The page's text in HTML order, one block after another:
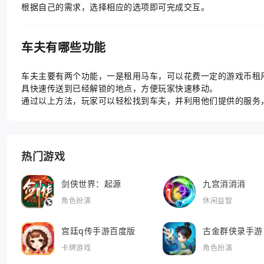
根据自己的需求，选择相应的选项即可完成交互。
车夫有哪些功能
车夫主要有两个功能，一是租用马车，可以花费一定的游戏币
具快速传送到已经解锁的地点，方便玩家快速移动。
通过以上方法，玩家可以轻松找到车夫，并利用他们提供的服
热门游戏
剑侠世界：起源
角色扮演
九宫消消消
休闲益智
宫廷q传手游百度版
卡牌游戏
古金群侠录手游
角色扮演